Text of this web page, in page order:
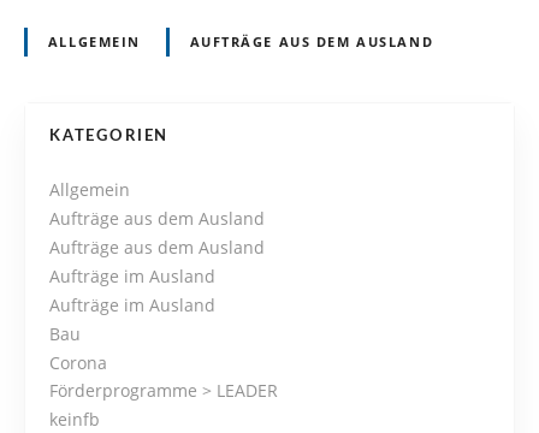
ALLGEMEIN AUFTRÄGE AUS DEM AUSLAND
N
KATEGORIEN
Allgemein
Aufträge aus dem Ausland
Aufträge aus dem Ausland
Aufträge im Ausland
Aufträge im Ausland
Bau
Corona
Förderprogramme > LEADER
keinfb